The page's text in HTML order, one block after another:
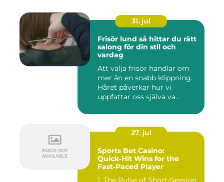
31. jul
Frisör lund så hittar du rätt
salong för din stil och
vardag
Att välja frisör handlar om
mer än en snabb klippning.
Håret påverkar hur vi
uppfattar oss själva va...
27. jul
Sports Bet Casino:
Quick‑Hit Wins for the
Fast‑Paced Player
1. The Pulse of Short‑Session